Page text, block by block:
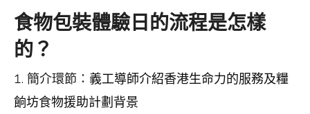
食物包裝體驗日的流程是怎樣
的？
簡介環節： 義工導師介紹香港生命力的服務及糧
餉坊食物援助計劃背景